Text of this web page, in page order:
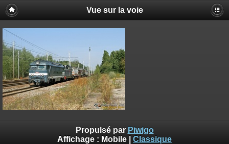
Vue sur la voie
Propulsé par Piwigo
Affichage : Mobile Classique